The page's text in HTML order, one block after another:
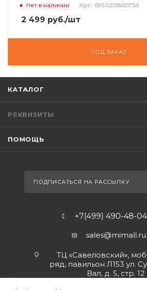
Нет в наличии Арт.: 6930251860754
2 499 руб./шт
ПОД ЗАКАЗ
КАТАЛОГ
РЕКВИЗИТЫ
ПОМОЩЬ
ПОДПИСАТЬСЯ НА РАССЫЛКУ
+7(499) 490-48-04
sales@mimall.ru
ТЦ «Савеловский»,
ряд, павильон Л153 ул.
Вал, д. 5, стр. 12